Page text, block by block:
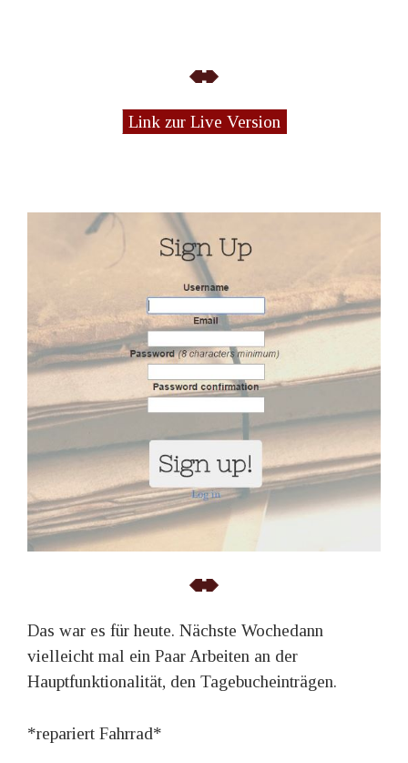
Link zur Live Version
Das war es für heute. Nächste Wochedann
vielleicht mal ein Paar Arbeiten an der
Hauptfunktionalität, den Tagebucheinträgen.
*repariert Fahrrad*